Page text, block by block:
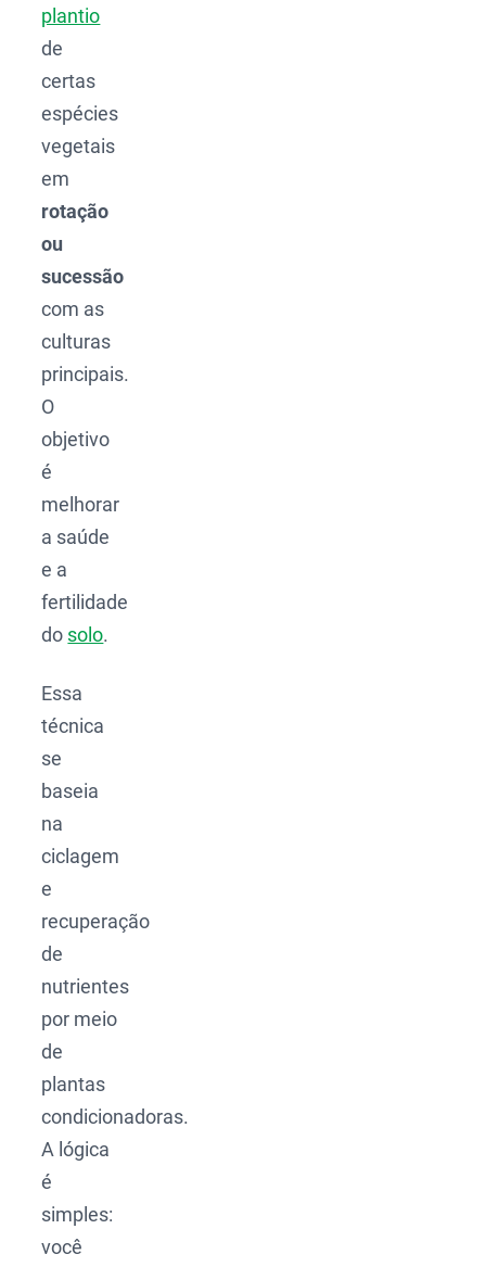
plantio
de
certas
espécies
vegetais
em
rotação
ou
sucessão
com as
culturas
principais.
O
objetivo
é
melhorar
a saúde
e a
fertilidade
do solo.
Essa
técnica
se
baseia
na
ciclagem
e
recuperação
de
nutrientes
por meio
de
plantas
condicionadoras.
A lógica
é
simples:
você